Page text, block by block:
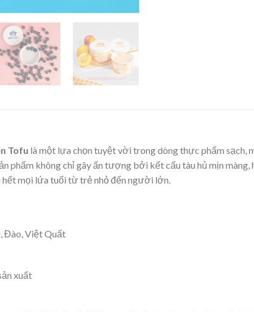
Tofu là một lựa chọn tuyệt vời trong dòng thực phẩm sạch,
phẩm không chỉ gây ấn tượng bởi kết cấu tàu hủ mịn
hết mọi lứa tuổi từ trẻ nhỏ đến người lớn.
Đào, Việt Quất
xuất